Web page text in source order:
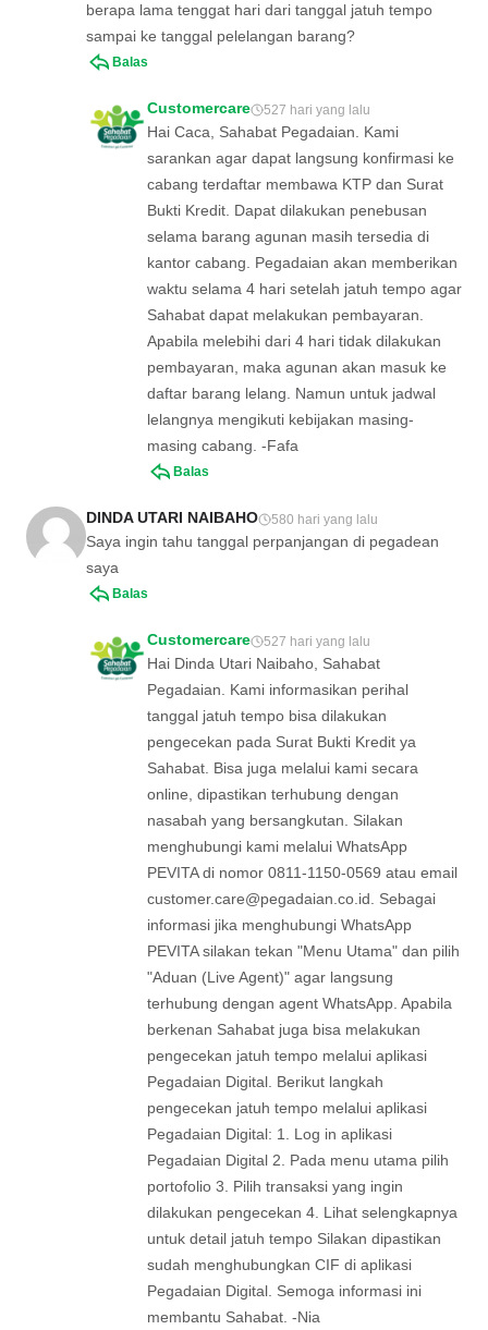
berapa lama tenggat hari dari tanggal jatuh tempo
sampai ke tanggal pelelangan barang?
Balas
Customercare 527 hari yang lalu
Hai Caca, Sahabat Pegadaian. Kami
sarankan agar dapat langsung konfirmasi ke
cabang terdaftar membawa KTP dan Surat
Bukti Kredit. Dapat dilakukan penebusan
selama barang agunan masih tersedia di
kantor cabang. Pegadaian akan memberikan
waktu selama 4 hari setelah jatuh tempo agar
Sahabat dapat melakukan pembayaran.
Apabila melebihi dari 4 hari tidak dilakukan
pembayaran, maka agunan akan masuk ke
daftar barang lelang. Namun untuk jadwal
lelangnya mengikuti kebijakan masing-
masing cabang. -Fafa
Balas
DINDA UTARI NAIBAHO 580 hari yang lalu
Saya ingin tahu tanggal perpanjangan di pegadean
saya
Balas
Customercare 527 hari yang lalu
Hai Dinda Utari Naibaho, Sahabat
Pegadaian. Kami informasikan perihal
tanggal jatuh tempo bisa dilakukan
pengecekan pada Surat Bukti Kredit ya
Sahabat. Bisa juga melalui kami secara
online, dipastikan terhubung dengan
nasabah yang bersangkutan. Silakan
menghubungi kami melalui WhatsApp
PEVITA di nomor 0811-1150-0569 atau email
customer.care@pegadaian.co.id . Sebagai
informasi jika menghubungi WhatsApp
PEVITA silakan tekan "Menu Utama" dan pilih
"Aduan (Live Agent)" agar langsung
terhubung dengan agent WhatsApp. Apabila
berkenan Sahabat juga bisa melakukan
pengecekan jatuh tempo melalui aplikasi
Pegadaian Digital. Berikut langkah
pengecekan jatuh tempo melalui aplikasi
Pegadaian Digital: 1. Log in aplikasi
Pegadaian Digital 2. Pada menu utama pilih
portofolio 3. Pilih transaksi yang ingin
dilakukan pengecekan 4. Lihat selengkapnya
untuk detail jatuh tempo Silakan dipastikan
sudah menghubungkan CIF di aplikasi
Pegadaian Digital. Semoga informasi ini
membantu Sahabat. -Nia